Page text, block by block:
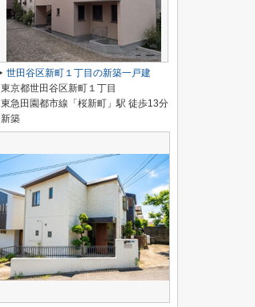
世田谷区新町１丁目の新築一戸建
東京都世田谷区新町１丁目
東急田園都市線「桜新町」駅 徒歩13分
新築